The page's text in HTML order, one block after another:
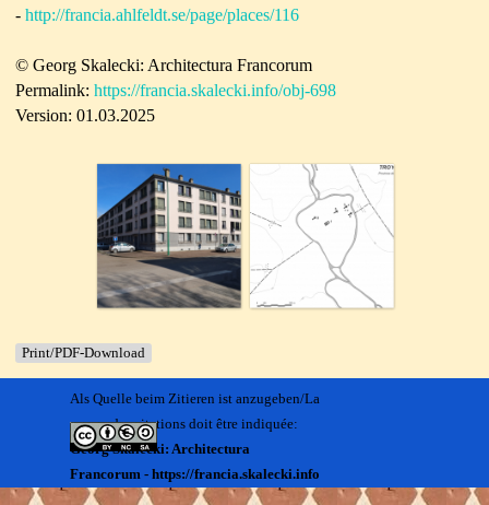
- http://francia.ahlfeldt.se/page/places/116
© Georg Skalecki: Architectura Francorum
Permalink: https://francia.skalecki.info/obj-698
Version: 01.03.2025
Print/PDF-Download
Als Quelle beim Zitieren ist anzugeben/La
source des citations doit être indiquée:
Georg Skalecki: Architectura
Francorum - https://francia.skalecki.info
Kontakt/Me contacter:
Zurück zum Seiteninhalt